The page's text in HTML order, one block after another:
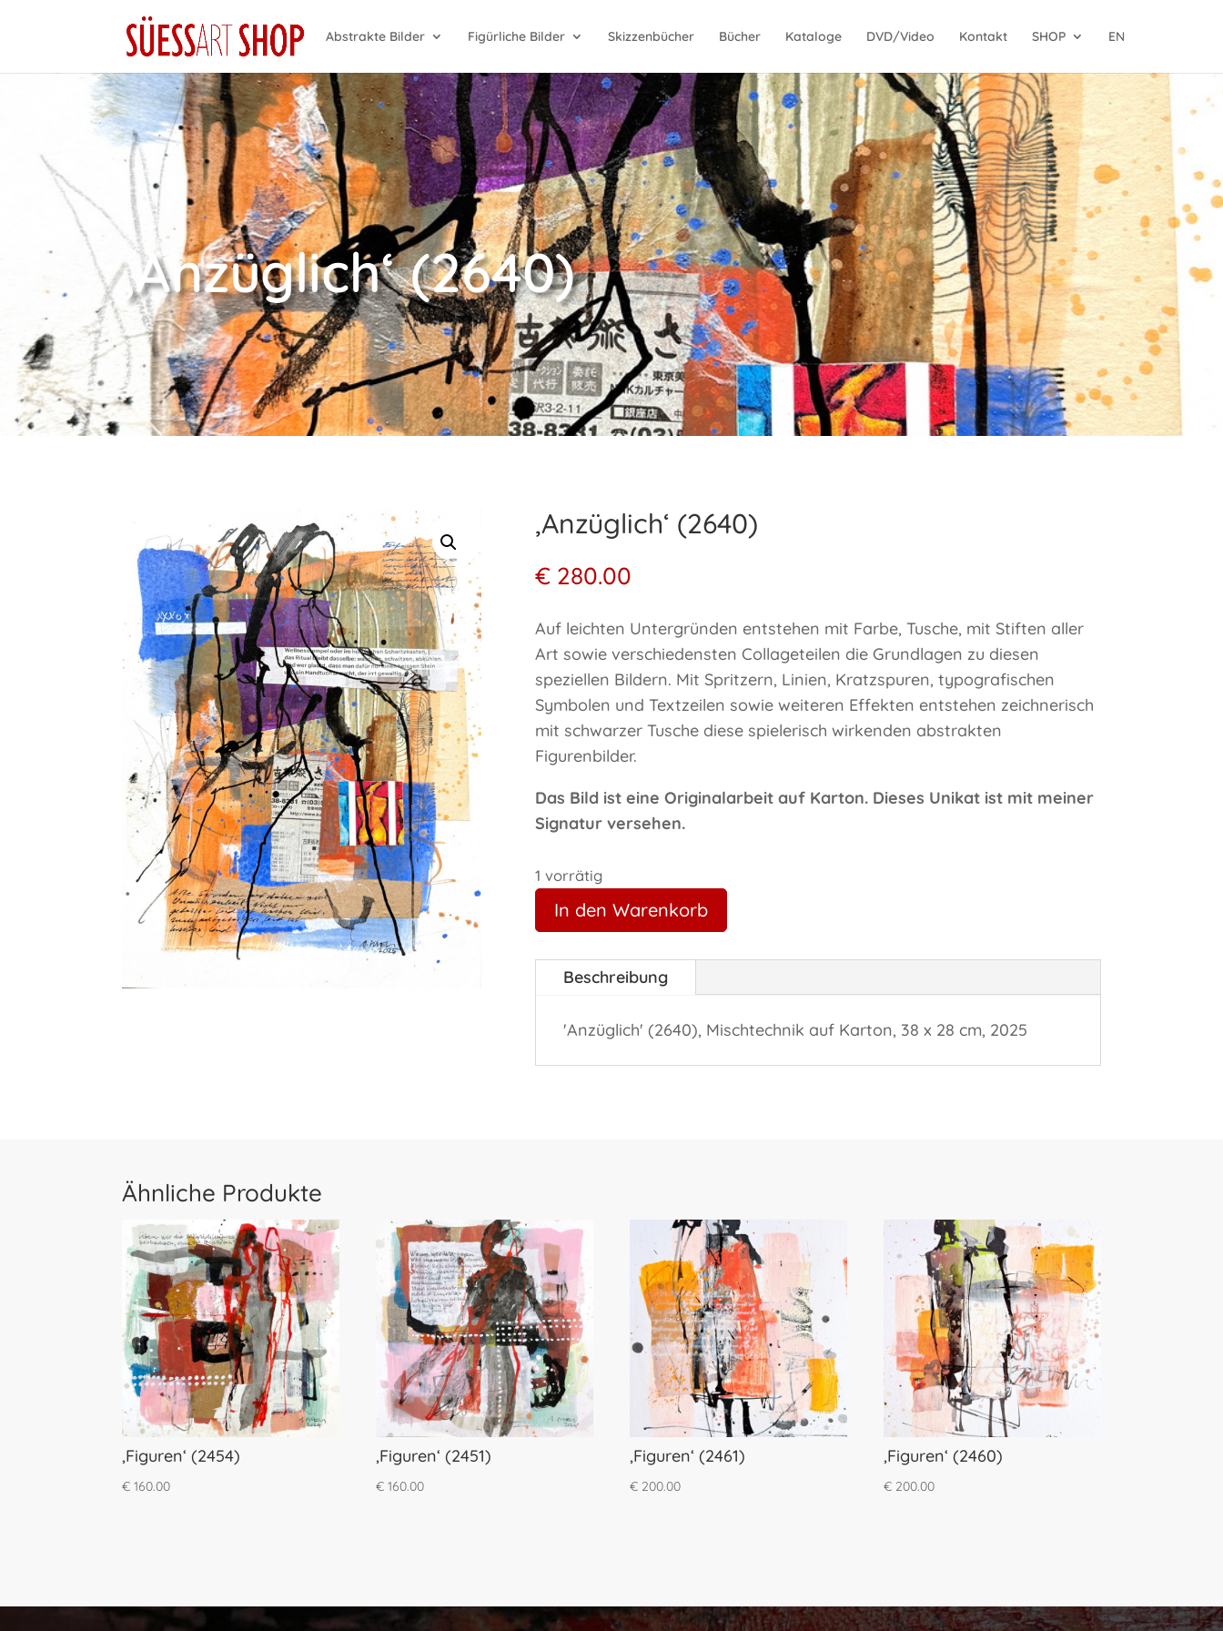
Abstrakte Bilder Figürliche Bilder Skizzenbücher Bücher Kataloge DVD/Video Kontakt SHOP EN
‚Anzüglich‘ (2640)
‚Anzüglich‘ (2640)
€ 280.00
Auf leichten Untergründen entstehen mit Farbe, Tusche, mit Stiften aller
Art sowie verschiedensten Collageteilen die Grundlagen zu diesen
speziellen Bildern. Mit Spritzern, Linien, Kratzspuren, typografischen
Symbolen und Textzeilen sowie weiteren Effekten entstehen zeichnerisch
mit schwarzer Tusche diese spielerisch wirkenden abstrakten
Figurenbilder.
Das Bild ist eine Originalarbeit auf Karton. Dieses Unikat ist mit meiner
Signatur versehen.
1 vorrätig
In den Warenkorb
Beschreibung
'Anzüglich' (2640), Mischtechnik auf Karton, 38 x 28 cm, 2025
Ähnliche Produkte
‚Figuren‘ (2454)
€ 160.00
‚Figuren‘ (2451)
€ 160.00
‚Figuren‘ (2461)
€ 200.00
‚Figuren‘ (2460)
€ 200.00